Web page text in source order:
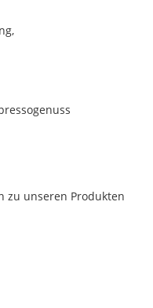
zu unseren Produkten